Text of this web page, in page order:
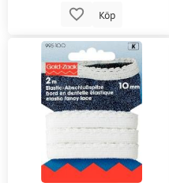
Köp